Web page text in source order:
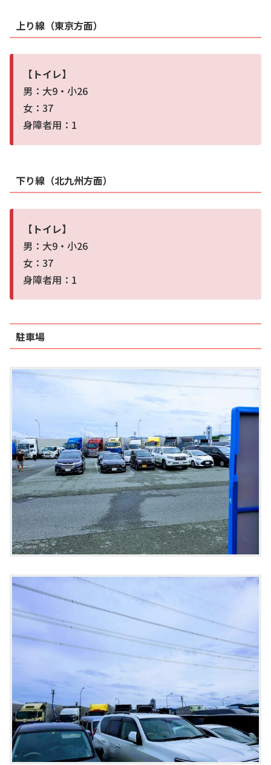
上り線（東京方面）
【トイレ】
男：大9・小26
女：37
身障者用：1
下り線（北九州方面）
【トイレ】
男：大9・小26
女：37
身障者用：1
駐車場